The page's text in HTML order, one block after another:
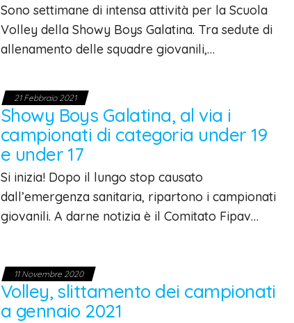
Sono settimane di intensa attività per la Scuola
Volley della Showy Boys Galatina. Tra sedute di
allenamento delle squadre giovanili,…
21 Febbraio 2021
Showy Boys Galatina, al via i
campionati di categoria under 19
e under 17
Si inizia! Dopo il lungo stop causato
dall’emergenza sanitaria, ripartono i campionati
giovanili. A darne notizia è il Comitato Fipav…
11 Novembre 2020
Volley, slittamento dei campionati
a gennaio 2021